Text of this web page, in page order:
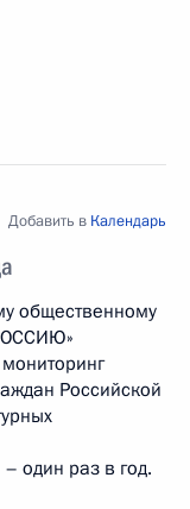
Добавить в Календарь
общественному
Российской
один раз в год.